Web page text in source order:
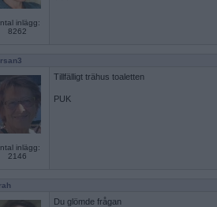
inlägg:
8262
inlägg:
2146
Tillfälligt trähus toaletten
PUK
Du glömde frågan